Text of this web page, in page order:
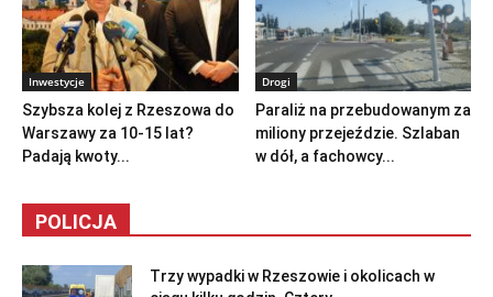
Inwestycje
Szybsza kolej z Rzeszowa do
Warszawy za 10-15 lat?
Padają kwoty...
Drogi
Paraliż na przebudowanym za
miliony przejeździe. Szlaban
w dół, a fachowcy...
POLICJA
Trzy wypadki w Rzeszowie i okolicach w